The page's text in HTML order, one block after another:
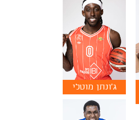
ג'ונתן מוטלי